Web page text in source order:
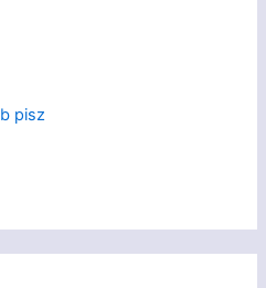
pisz